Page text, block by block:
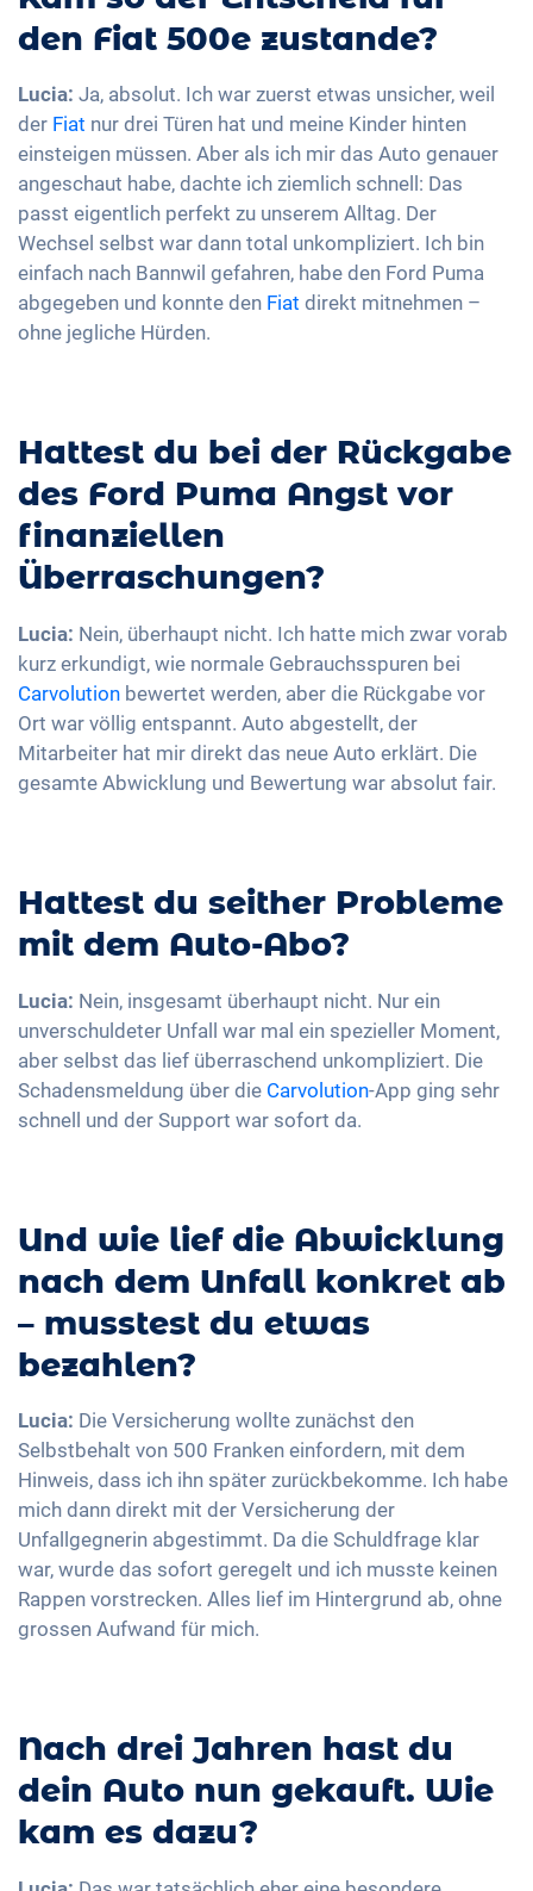
den Fiat 500e zustande?
Lucia: Ja, absolut. Ich war zuerst etwas unsicher, weil
der Fiat nur drei Türen hat und meine Kinder hinten
einsteigen müssen. Aber als ich mir das Auto genauer
angeschaut habe, dachte ich ziemlich schnell: Das
passt eigentlich perfekt zu unserem Alltag. Der
Wechsel selbst war dann total unkompliziert. Ich bin
einfach nach Bannwil gefahren, habe den Ford Puma
abgegeben und konnte den Fiat direkt mitnehmen –
ohne jegliche Hürden.
Hattest du bei der Rückgabe
des Ford Puma Angst vor
finanziellen
Überraschungen?
Lucia: Nein, überhaupt nicht. Ich hatte mich zwar vorab
kurz erkundigt, wie normale Gebrauchsspuren bei
Carvolution bewertet werden, aber die Rückgabe vor
Ort war völlig entspannt. Auto abgestellt, der
Mitarbeiter hat mir direkt das neue Auto erklärt. Die
gesamte Abwicklung und Bewertung war absolut fair.
Hattest du seither Probleme
mit dem Auto-Abo?
Lucia: Nein, insgesamt überhaupt nicht. Nur ein
unverschuldeter Unfall war mal ein spezieller Moment,
aber selbst das lief überraschend unkompliziert. Die
Schadensmeldung über die Carvolution-App ging sehr
schnell und der Support war sofort da.
Und wie lief die Abwicklung
nach dem Unfall konkret ab
– musstest du etwas
bezahlen?
Lucia: Die Versicherung wollte zunächst den
Selbstbehalt von 500 Franken einfordern, mit dem
Hinweis, dass ich ihn später zurückbekomme. Ich habe
mich dann direkt mit der Versicherung der
Unfallgegnerin abgestimmt. Da die Schuldfrage klar
war, wurde das sofort geregelt und ich musste keinen
Rappen vorstrecken. Alles lief im Hintergrund ab, ohne
grossen Aufwand für mich.
Nach drei Jahren hast du
dein Auto nun gekauft. Wie
kam es dazu?